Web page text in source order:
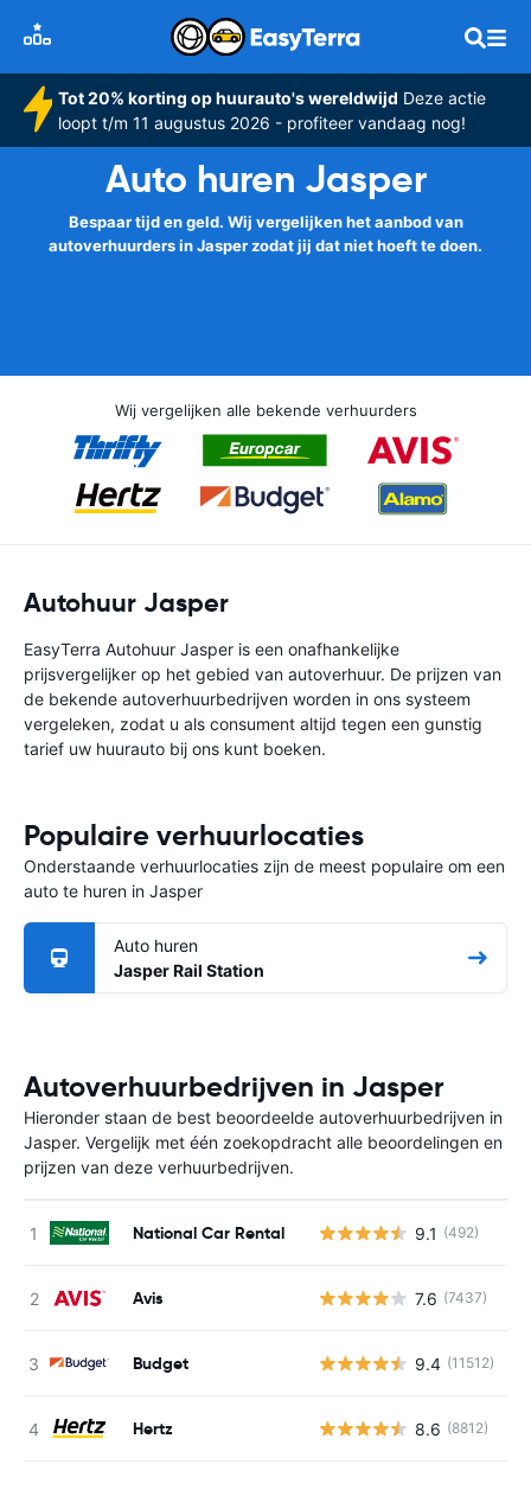
Tot 20% korting op huurauto's wereldwijd Deze actie
loopt t/m 11 augustus 2026 - profiteer vandaag nog!
Auto huren Jasper
Bespaar tijd en geld. Wij vergelijken het aanbod van
autoverhuurders in Jasper zodat jij dat niet hoeft te doen.
Wij vergelijken alle bekende verhuurders
Autohuur Jasper
EasyTerra Autohuur Jasper is een onafhankelijke
prijsvergelijker op het gebied van autoverhuur. De prijzen van
de bekende autoverhuurbedrijven worden in ons systeem
vergeleken, zodat u als consument altijd tegen een gunstig
tarief uw huurauto bij ons kunt boeken.
Populaire verhuurlocaties
Onderstaande verhuurlocaties zijn de meest populaire om een
auto te huren in Jasper
Auto huren
Jasper Rail Station
Autoverhuurbedrijven in Jasper
Hieronder staan de best beoordeelde autoverhuurbedrijven in
Jasper. Vergelijk met één zoekopdracht alle beoordelingen en
prijzen van deze verhuurbedrijven.
National Car Rental 9.1 (492)
Avis 7.6 (7437)
Budget 9.4 (11512)
Hertz 8.6 (8812)